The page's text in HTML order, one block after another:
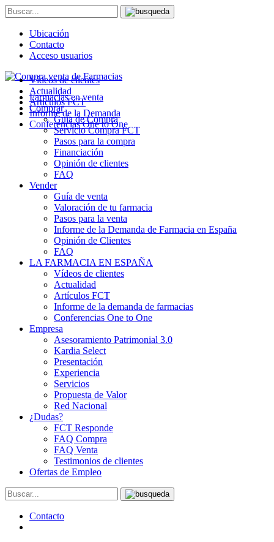
Ubicación
Contacto
Acceso usuarios
Farmacias en venta
Comprar
Guía de Compra
Servicio Compra FCT
Pasos para la compra
Financiación
Opinión de clientes
FAQ
Vender
Guía de venta
Valoración de tu farmacia
Pasos para la venta
Informe de la Demanda de Farmacia en España
Opinión de Clientes
FAQ
LA FARMACIA EN ESPAÑA
Vídeos de clientes
Actualidad
Artículos FCT
Informe de la demanda de farmacias
Conferencias One to One
Empresa
Asesoramiento Patrimonial 3.0
Kardia Select
Presentación
Experiencia
Servicios
Propuesta de Valor
Red Nacional
¿Dudas?
FCT Responde
FAQ Compra
FAQ Venta
Testimonios de clientes
Ofertas de Empleo
Contacto
Vídeos de clientes
Actualidad
Artículos FCT
Informe de la Demanda
Conferencias One to One